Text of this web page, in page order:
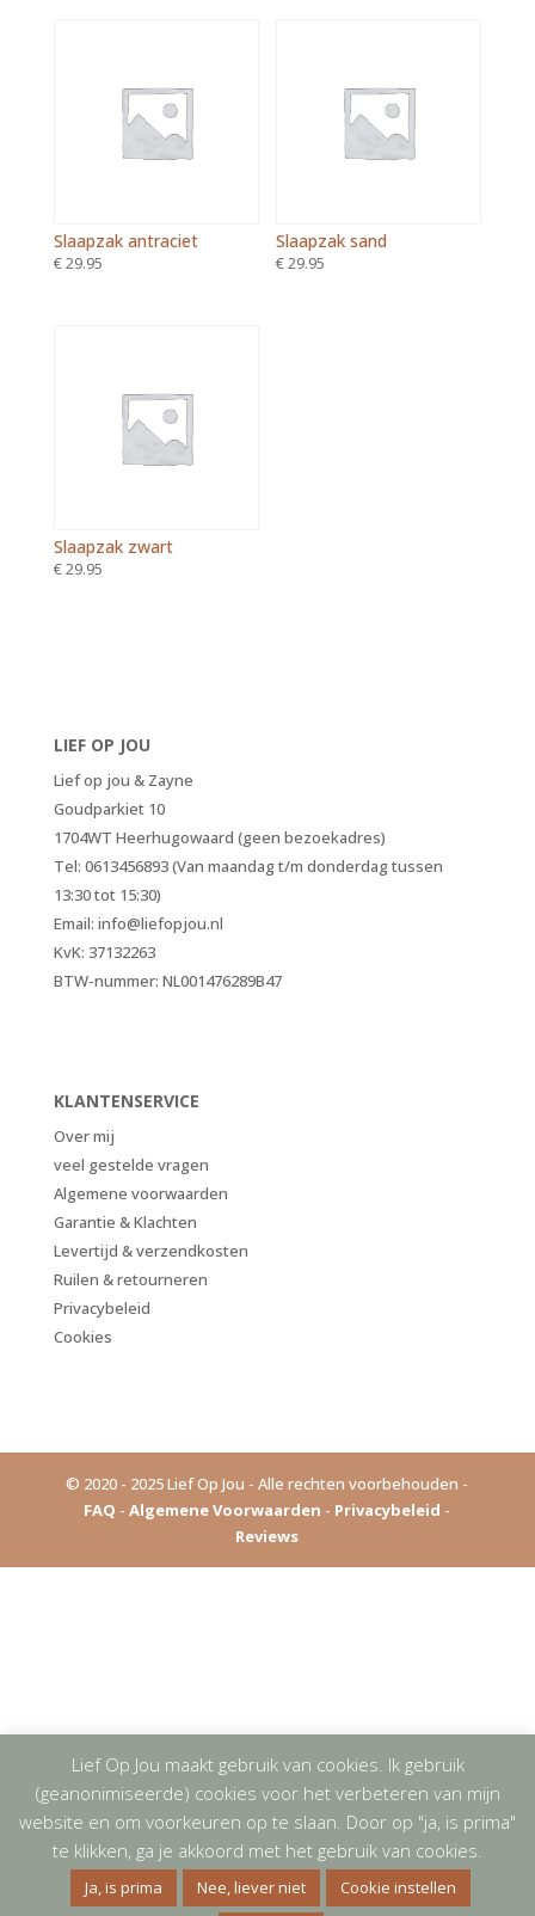
Slaapzak antraciet
€29.95
Slaapzak sand
€29.95
Slaapzak zwart
€29.95
LIEF OP JOU
Lief op jou & Zayne
Goudparkiet 10
1704WT Heerhugowaard (geen bezoekadres)
Tel: 0613456893 (Van maandag t/m donderdag tussen
13:30 tot 15:30)
Email: info@liefopjou.nl
KvK: 37132263
BTW-nummer: NL001476289B47
KLANTENSERVICE
Over mij
veel gestelde vragen
Algemene voorwaarden
Garantie & Klachten
Levertijd & verzendkosten
Ruilen & retourneren
Privacybeleid
Cookies
© 2020 - 2025 Lief Op Jou - Alle rechten voorbehouden -
FAQ -Algemene Voorwaarden - Privacybeleid -
Reviews
Lief Op Jou maakt gebruik van cookies. Ik gebruik
(geanonimiseerde) cookies voor het verbeteren van mijn
website en om voorkeuren op te slaan. Door op "ja, is prima"
te klikken, ga je akkoord met het gebruik van cookies.
Ja, is prima Nee, liever niet Cookie instellen